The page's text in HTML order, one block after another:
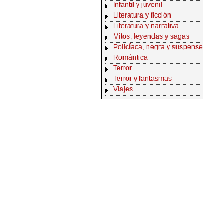
Infantil y juvenil
Literatura y ficción
Literatura y narrativa
Mitos, leyendas y sagas
Policíaca, negra y suspense
Romántica
Terror
Terror y fantasmas
Viajes